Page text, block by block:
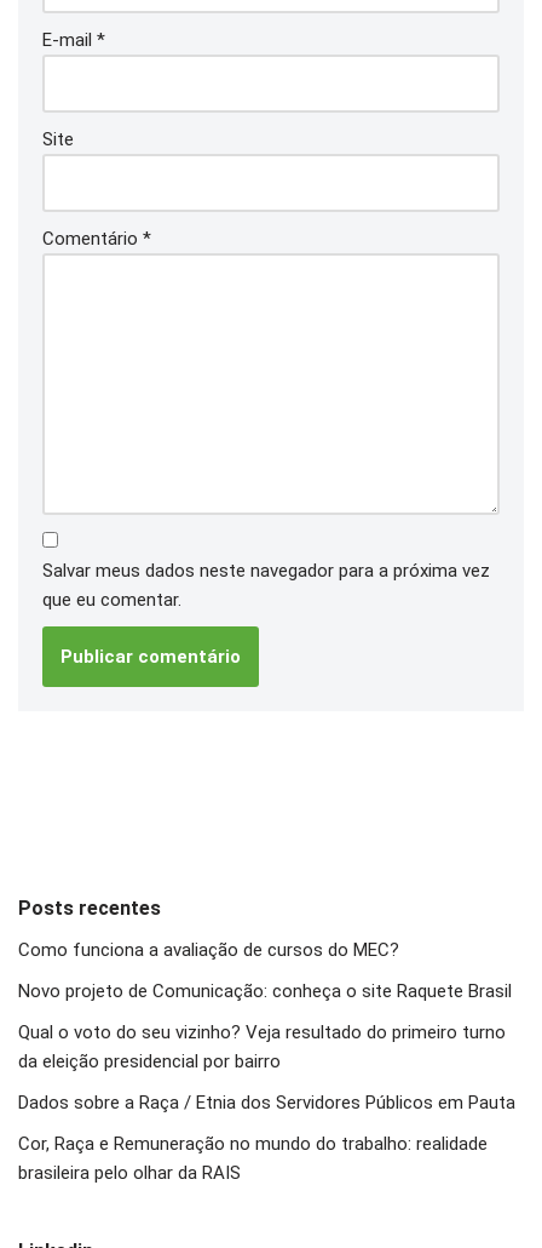
E-mail *
Site
Comentário *
Salvar meus dados neste navegador para a próxima vez
que eu comentar.
Posts recentes
Como funciona a avaliação de cursos do MEC?
Novo projeto de Comunicação: conheça o site Raquete Brasil
Qual o voto do seu vizinho? Veja resultado do primeiro turno
da eleição presidencial por bairro
Dados sobre a Raça / Etnia dos Servidores Públicos em Pauta
Cor, Raça e Remuneração no mundo do trabalho: realidade
brasileira pelo olhar da RAIS